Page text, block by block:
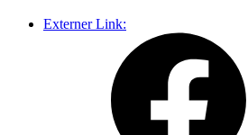
Externer Link: